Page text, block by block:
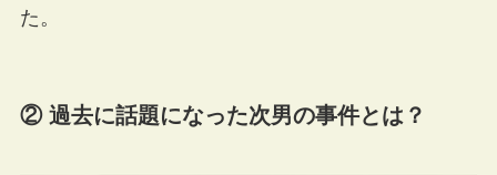
た。
② 過去に話題になった次男の事件とは？